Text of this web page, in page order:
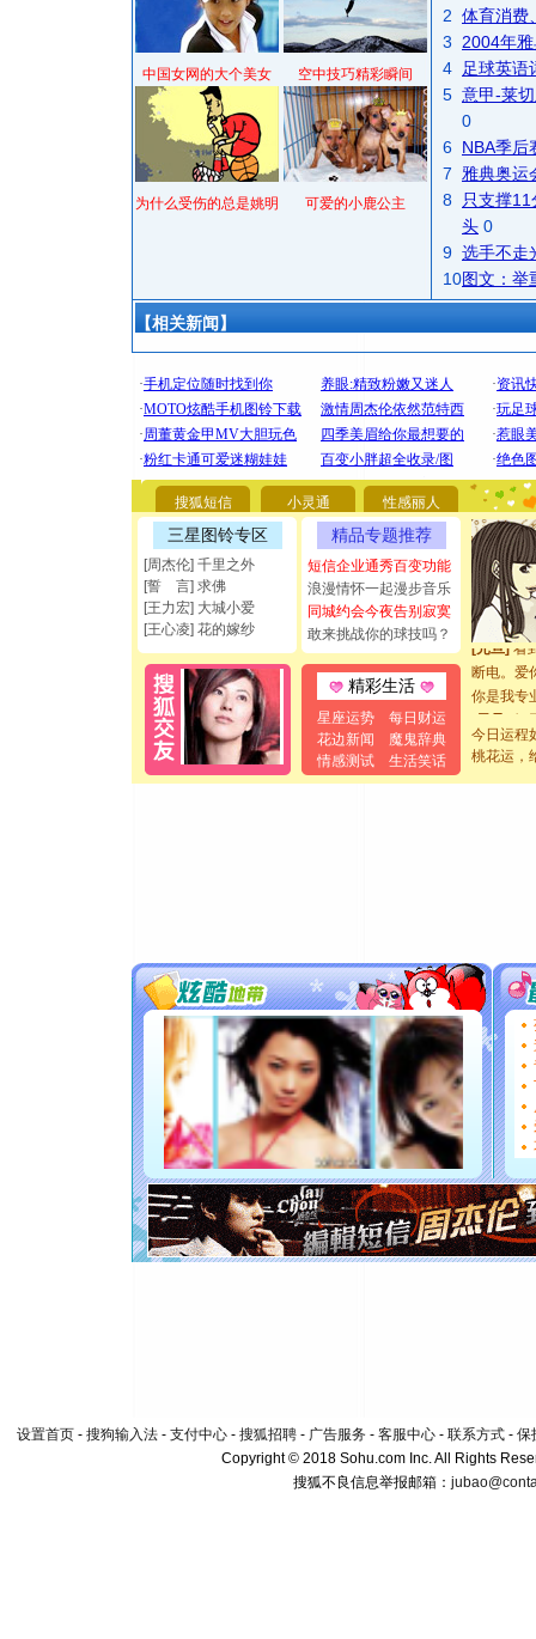
中国女网的大个美女 空中技巧精彩瞬间
为什么受伤的总是姚明 可爱的小鹿公主
2 体育消费
3
2004年
4
足球英语
5 意甲-莱
0
6 NBA季后
7
雅典奥运
8
只支撑
头 0
9 选手不走
10图文：举
【相关新闻】
搜狐短信 小灵通 性感丽人
三星图铃专区
[周杰伦] 千里之外
[誓 言] 求佛
[王力宏] 大城小爱
[王心凌] 花的嫁纱
精品专题推荐
短信企业通秀百变功能
浪漫情怀一起漫步音乐
同城约会今夜告别寂寞
敢来挑战你的球技吗？
精彩生活
星座运势
每日财运
花边新闻
魔鬼辞典
情感测试
生活笑话
你太多
要平安
[圣诞节]
能正大光
都要快乐
[圣诞节]
如意,快
[元旦]看
断电。爱
你是我专
[元旦]
如
起；二是
离。水晶
[元旦]当
送你一棵
[圣诞节]
你太多
要平安
[圣诞节]
能正大
都要快乐
[圣诞节]
如意,快
[元旦]看
断电。爱
你是我专
[元旦]如
颜！冬去
道一声平
[春节]传
今日运程
桃花运，
设置首页 - 搜狗输入法 - 支付中心 - 搜狐招聘 - 广告服务 - 客服中心 - 联系方式 - 保
Copyright © 2018 Sohu.com Inc. All Rights
搜狐不良信息举报邮箱：